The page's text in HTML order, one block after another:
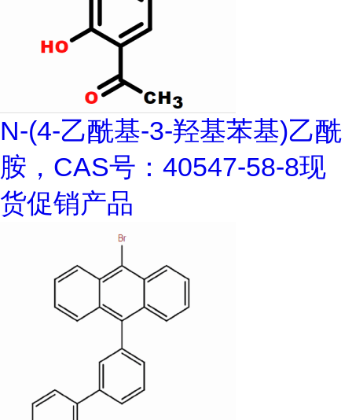
N-(4-乙酰基-3-羟基苯基)乙酰
胺，CAS号：40547-58-8现
货促销产品